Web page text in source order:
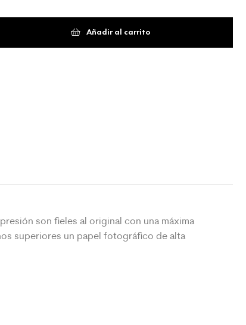
Añadir al carrito
son fieles al original con una máxima
superiores un papel fotográfico de alta